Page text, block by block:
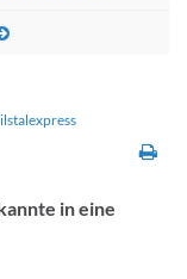
in eine